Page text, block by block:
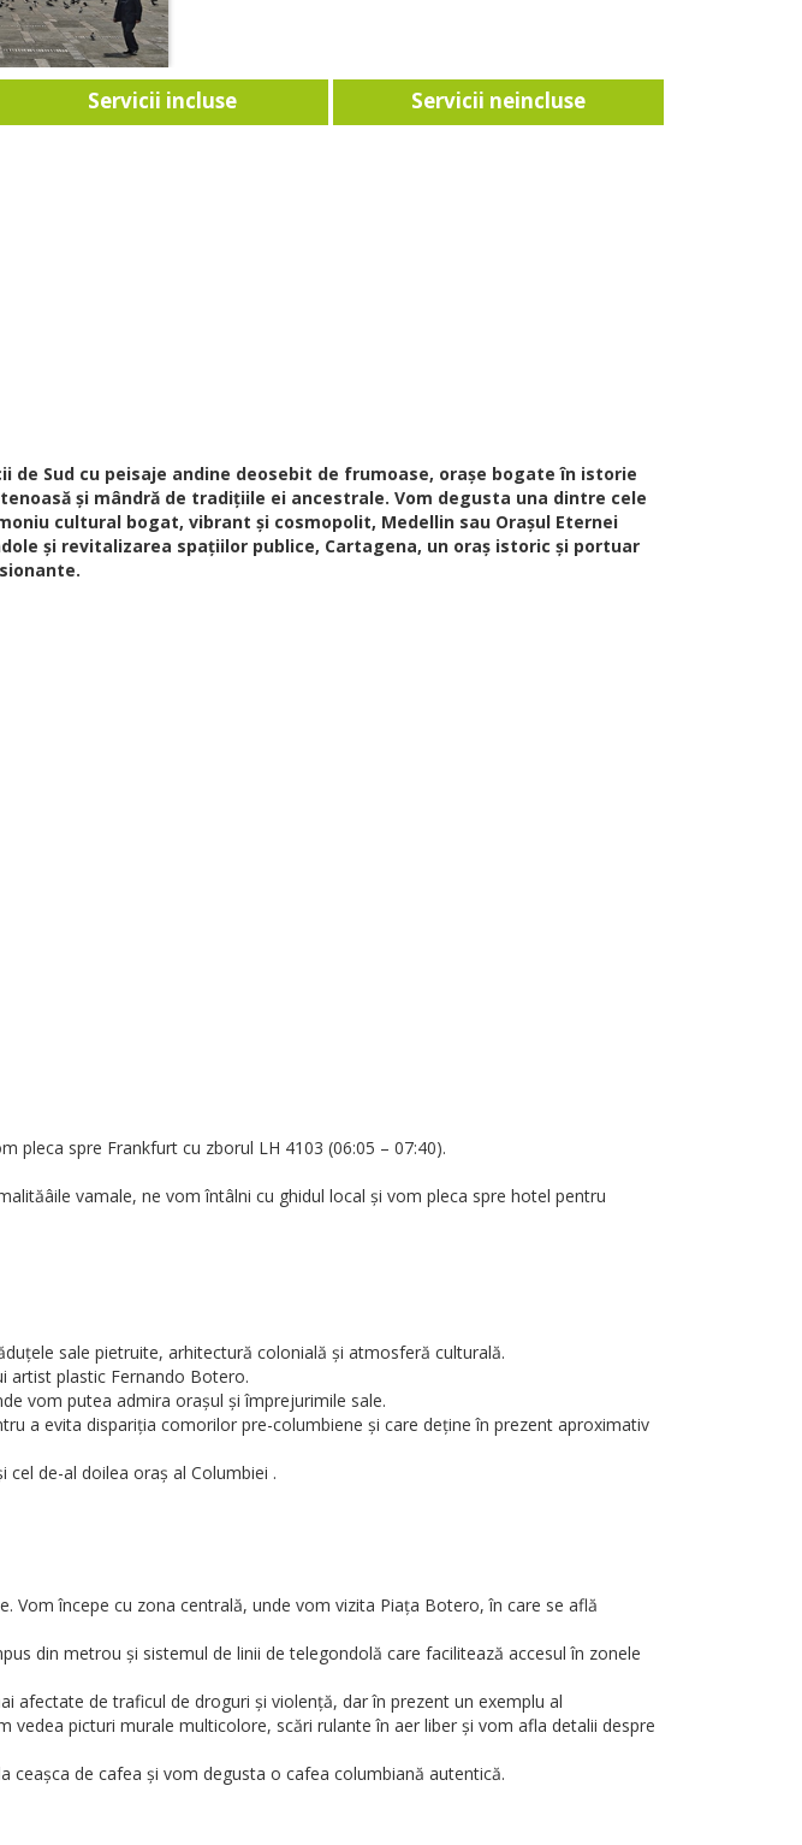
Servicii incluse
Servicii neincluse
de Sud cu peisaje andine deosebit de frumoase, orașe bogate în istorie
și mândră de tradițiile ei ancestrale. Vom degusta una dintre cele
cultural bogat, vibrant și cosmopolit, Medellin sau Orașul Eternei
și revitalizarea spațiilor publice, Cartagena, un oraș istoric și portuar
pleca spre Frankfurt cu zborul LH 4103 (06:05 – 07:40).
vamale, ne vom întâlni cu ghidul local și vom pleca spre hotel pentru
sale pietruite, arhitectură colonială și atmosferă culturală.
artist plastic Fernando Botero.
vom putea admira orașul și împrejurimile sale.
a evita dispariția comorilor pre-columbiene și care deține în prezent aproximativ
de-al doilea oraș al Columbiei .
începe cu zona centrală, unde vom vizita Piața Botero, în care se află
din metrou și sistemul de linii de telegondolă care facilitează accesul în zonele
afectate de traficul de droguri și violență, dar în prezent un exemplu al
picturi murale multicolore, scări rulante în aer liber și vom afla detalii despre
ceașca de cafea și vom degusta o cafea columbiană autentică.